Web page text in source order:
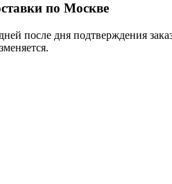
по Москве
после дня подтверждения